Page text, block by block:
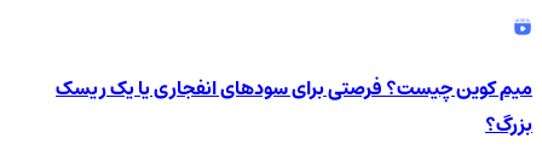
میم کوین چیست؟ فرصتی برای سودهای انفجاری یا یک ریسک
بزرگ؟